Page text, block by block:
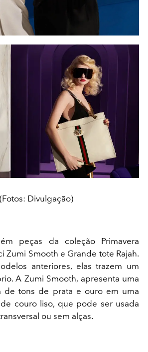
(Fotos: Divulgação)
peças da coleção Primavera
Zumi Smooth e Grande tote Rajah.
anteriores, elas trazem um
A Zumi Smooth, apresenta uma
de tons de prata e ouro em uma
couro liso, que pode ser usada
ou sem alças.